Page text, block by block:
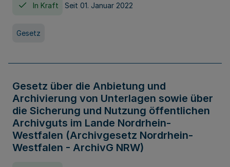
In Kraft Seit 01. Januar 2022
Gesetz
Gesetz über die Anbietung und
Archivierung von Unterlagen sowie über
die Sicherung und Nutzung öffentlichen
Archivguts im Lande Nordrhein-
Westfalen (Archivgesetz Nordrhein-
Westfalen - ArchivG NRW)